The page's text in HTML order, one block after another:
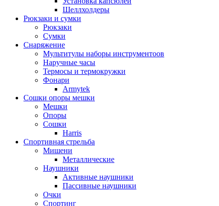
Шеллхолдеры
Рюкзаки и сумки
Рюкзаки
Сумки
Снаряжение
Мультитулы наборы инструментоов
Наручные часы
Термосы и термокружки
Фонари
Armytek
Сошки опоры мешки
Мешки
Опоры
Сошки
Harris
Спортивная стрельба
Мишени
Металлические
Наушники
Активные наушники
Пассивные наушники
Очки
Спортинг